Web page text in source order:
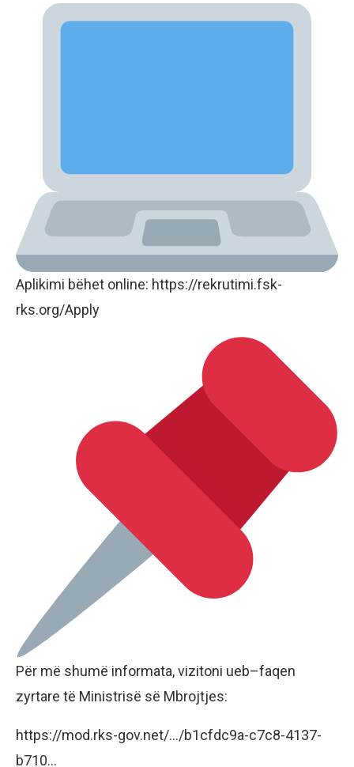
Aplikimi bëhet online: https://rekrutimi.fsk-
rks.org/Apply
Për më shumë informata, vizitoni ueb–faqen
zyrtare të Ministrisë së Mbrojtjes:
https://mod.rks-gov.net/…/b1cfdc9a-c7c8-4137-
b710…